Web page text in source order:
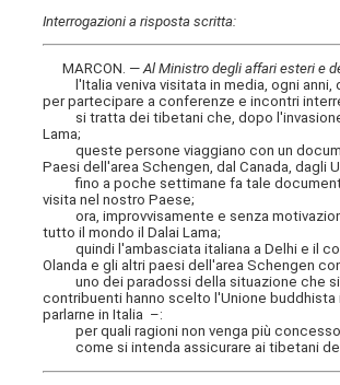
Interrogazioni a risposta scritta:
MARCON. —Al Ministro degli affari esteri e
l'Italia veniva visitata in media, ogni anni,
per partecipare a conferenze e incontri
si tratta dei tibetani che, dopo l'invasione
Lama;
queste persone viaggiano con un
Paesi dell'area Schengen, dal Canada, dagli
fino a poche settimane fa tale documento
visita nel nostro Paese;
ora, improvvisamente e senza
tutto il mondo il Dalai Lama;
quindi l'ambasciata italiana a Delhi e il
Olanda e gli altri paesi dell'area Schengen
uno dei paradossi della situazione che si
contribuenti hanno scelto l'Unione
parlarne in Italia –:
per quali ragioni non venga più concesso
come si intenda assicurare ai tibetani